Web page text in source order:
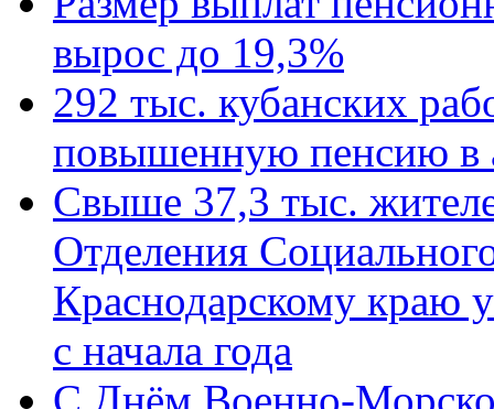
вырос до 19,3%
292 тыс. кубанских
повышенную пенсию в
Свыше 37,3 тыс.
Отделения
Краснодарскому краю
с начала года
C Днём Военно-